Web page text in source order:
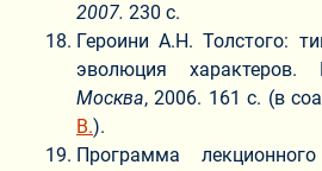
2007. 230 с.
Героини А.Н. Толстого:
эволюция
Москва, 2006. 161 с. (в
В.).
Программа